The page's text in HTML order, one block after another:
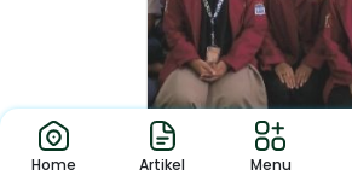
Home Artikel Menu